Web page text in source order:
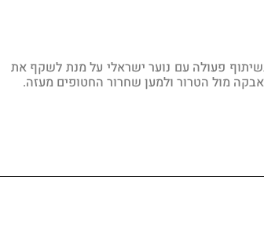
ובשיתוף פעולה עם נוער ישראלי על מנת לשקף את
מול הטרור ולמען שחרור החטופים מעזה.